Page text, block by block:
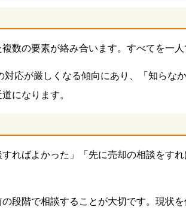
数の要素が絡み合います。すべてを一
応が厳しくなる傾向にあり、「知ら
になります。
ればよかった」「先に売却の相談をす
段階で相談することが大切です。現状